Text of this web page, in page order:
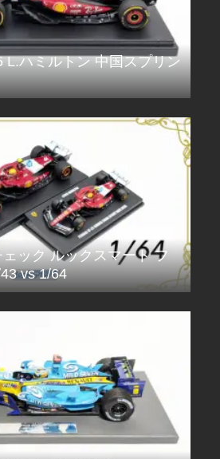
L.ハミルトン 中国スプリン
ック ルックスマート フ
vs 1/64